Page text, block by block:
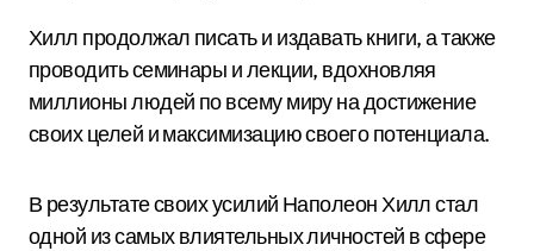
Хилл продолжал писать и издавать книги, а также
проводить семинары и лекции, вдохновляя
миллионы людей по всему миру на достижение
своих целей и максимизацию своего потенциала.
В результате своих усилий Наполеон Хилл стал
одной из самых влиятельных личностей в сфере